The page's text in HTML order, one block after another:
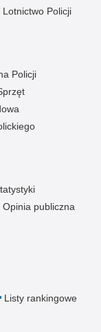
Lotnictwo Policji
Policji
Opinia publiczna
Listy rankingowe